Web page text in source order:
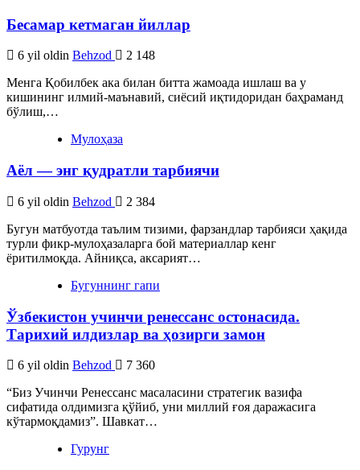
Бесамар кетмаган йиллар
6 yil oldin Behzod
2 148
Менга Қобилбек ака билан битта жамоада ишлаш ва у
кишининг илмий-маънавий, сиёсий иқтидоридан баҳраманд
бўлиш,…
Мулоҳаза
Аёл — энг қудратли тарбиячи
6 yil oldin Behzod
2 384
Бугун матбуотда таълим тизими, фарзандлар тарбияси ҳақида
турли фикр-мулоҳазаларга бой материаллар кенг
ёритилмоқда. Айниқса, аксарият…
Бугуннинг гапи
Ўзбекистон учинчи ренессанс остонасида.
Тарихий илдизлар ва ҳозирги замон
6 yil oldin Behzod
7 360
“Биз Учинчи Ренессанс масаласини стратегик вазифа
сифатида олдимизга қўйиб, уни миллий ғоя даражасига
кўтармоқдамиз”. Шавкат…
Гурунг